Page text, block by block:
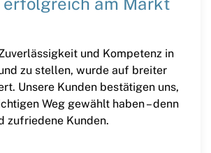
und Kompetenz in
zu stellen, wurde auf breiter
Unsere Kunden bestätigen uns,
Weg gewählt haben – denn
zufriedene Kunden.